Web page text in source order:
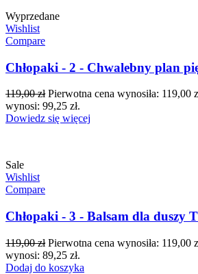
Wyprzedane
Wishlist
Compare
Chłopaki - 2 - Chwalebny plan
119,00zł Pierwotna cena wynosiła: 119,00
wynosi: 99,25 zł.
Dowiedz się więcej
Sale
Wishlist
Compare
Chłopaki - 3 - Balsam dla duszy
119,00zł Pierwotna cena wynosiła: 119,00
wynosi: 89,25 zł.
Dodaj do koszyka